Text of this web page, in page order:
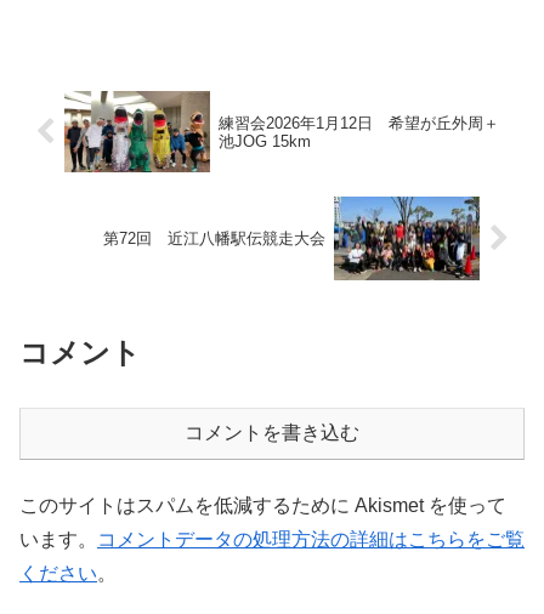
練習会2026年1月12日 希望が丘外周＋
池JOG 15km
第72回 近江八幡駅伝競走大会
コメント
コメントを書き込む
このサイトはスパムを低減するために Akismet を使って
います。
コメントデータの処理方法の詳細はこちらをご覧
ください。